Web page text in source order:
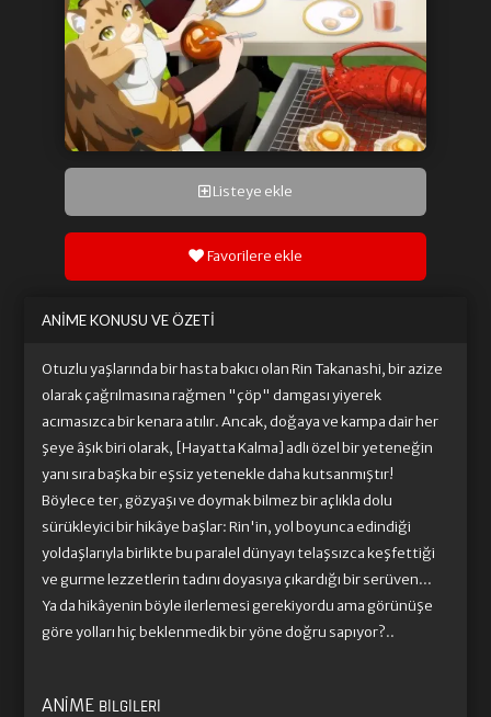
ANIME KONUSU VE ÖZETI
Otuzlu yaşlarında bir hasta bakıcı olan Rin Takanashi, bir azize
olarak çağrılmasına rağmen "çöp" damgası yiyerek
acımasızca bir kenara atılır. Ancak, doğaya ve kampa dair her
şeye âşık biri olarak, [Hayatta Kalma] adlı özel bir yeteneğin
yanı sıra başka bir eşsiz yetenekle daha kutsanmıştır!
Böylece ter, gözyaşı ve doymak bilmez bir açlıkla dolu
sürükleyici bir hikâye başlar: Rin'in, yol boyunca edindiği
yoldaşlarıyla birlikte bu paralel dünyayı telaşsızca keşfettiği
ve gurme lezzetlerin tadını doyasıya çıkardığı bir serüven...
Ya da hikâyenin böyle ilerlemesi gerekiyordu ama görünüşe
göre yolları hiç beklenmedik bir yöne doğru sapıyor?..
ANIME BILGILERI
Listeye ekle
Favorilere ekle